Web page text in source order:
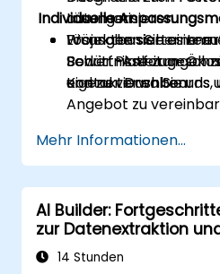
automatisieren.
Lösungen sicher
Power Platform-
und zu verwalten.
Lösungen.
Projektbasiertes
Schritt-Anleitungen
eigener Dashboards
Individuelle
Wünschen Sie eine
Bedürfnisse
Kontaktieren Sie uns,
Angebot zu
Mehr Informationen...
AI Builder:
zur Datenextraktion
14 Stunden